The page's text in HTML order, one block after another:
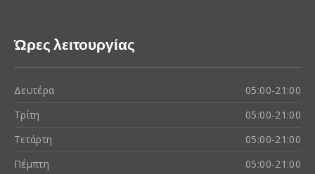
Ώρες λειτουργίας
Δευτέρα
05:00-21:00
Τρίτη
05:00-21:00
Τετάρτη
05:00-21:00
Πέμπτη
05:00-21:00